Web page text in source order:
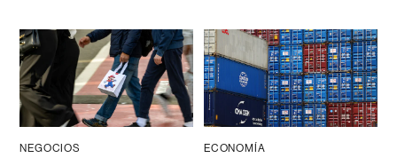
NEGOCIOS ECONOMÍA